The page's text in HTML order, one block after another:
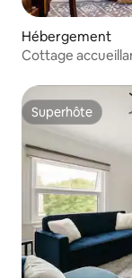
Hébergement
Cottage
Superhôte
Superhôte